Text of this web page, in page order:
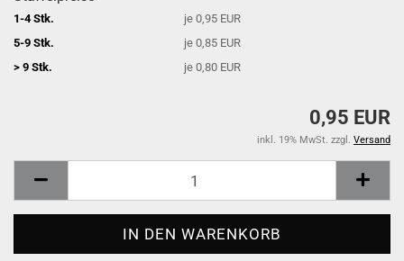
1-4 Stk.
je 0,95 EUR
5-9 Stk.
je 0,85 EUR
> 9 Stk.
je 0,80 EUR
0,95 EUR
inkl. 19% MwSt. zzgl. Versand